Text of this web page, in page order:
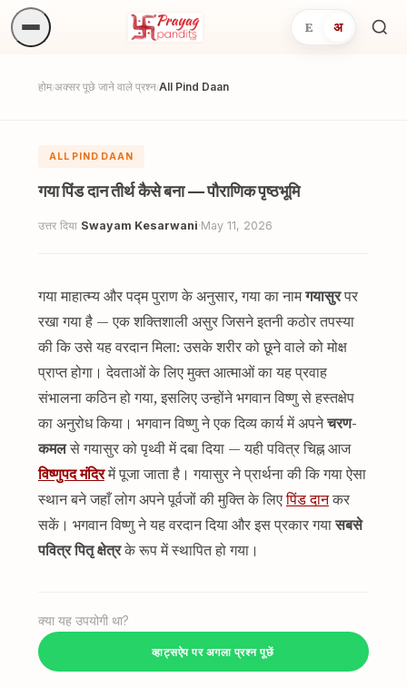
E अ
होम/अक्सर पूछे जाने वाले प्रश्न/All Pind Daan
ALL PIND DAAN
गया पिंड दान तीर्थ कैसे बना — पौराणिक पृष्ठभूमि
उत्तर दिया Swayam Kesarwani·May 11, 2026
गया माहात्म्य और पद्म पुराण के अनुसार, गया का नामगयासुरपर
रखा गया है — एक शक्तिशाली असुर जिसने इतनी कठोर तपस्या
की कि उसे यह वरदान मिला: उसके शरीर को छूने वाले को मोक्ष
प्राप्त होगा। देवताओं के लिए मुक्त आत्माओं का यह प्रवाह
संभालना कठिन हो गया, इसलिए उन्होंने भगवान विष्णु से हस्तक्षेप
का अनुरोध किया। भगवान विष्णु ने एक दिव्य कार्य में अपनेचरण-
कमलसे गयासुर को पृथ्वी में दबा दिया — यही पवित्र चिह्न आज
विष्णुपद मंदिरमें पूजा जाता है। गयासुर ने प्रार्थना की कि गया ऐसा
स्थान बने जहाँ लोग अपने पूर्वजों की मुक्ति के लिएपिंड दानकर
सकें। भगवान विष्णु ने यह वरदान दिया और इस प्रकार गयासबसे
पवित्रपितृ क्षेत्रके रूप में स्थापित हो गया।
क्या यह उपयोगी था?
व्हाट्सऐप पर अगला प्रश्न पूछें